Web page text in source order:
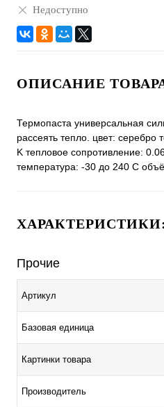
Недоступно
ОПИСАНИЕ
Термопаста универсальная
рассеять тепло. цвет: серебро
K тепловое сопротивление:
температура: -30 до 240 С
ХАРАКТЕРИСТИКИ:
Прочие
Артикул
Базовая единица
Картинки товара
Производитель